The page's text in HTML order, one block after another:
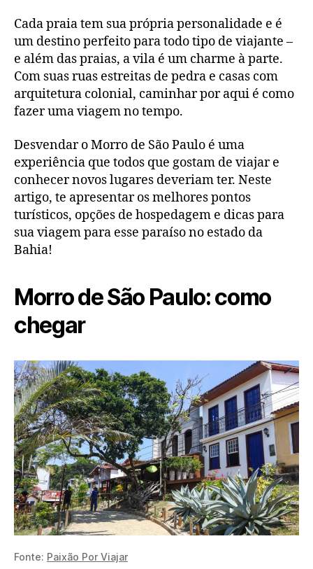
Cada praia tem sua própria personalidade e é
um destino perfeito para todo tipo de viajante –
e além das praias, a vila é um charme à parte.
Com suas ruas estreitas de pedra e casas com
arquitetura colonial, caminhar por aqui é como
fazer uma viagem no tempo.
Desvendar o Morro de São Paulo é uma
experiência que todos que gostam de viajar e
conhecer novos lugares deveriam ter. Neste
artigo, te apresentar os melhores pontos
turísticos, opções de hospedagem e dicas para
sua viagem para esse paraíso no estado da
Bahia!
Morro de São Paulo: como
chegar
Fonte: Paixão Por Viajar